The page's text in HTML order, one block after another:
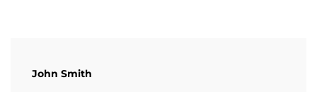
John Smith